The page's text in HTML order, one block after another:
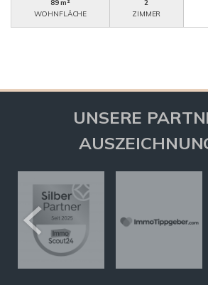
89 m²
WOHNFLÄCHE
2
ZIMMER
UNSERE